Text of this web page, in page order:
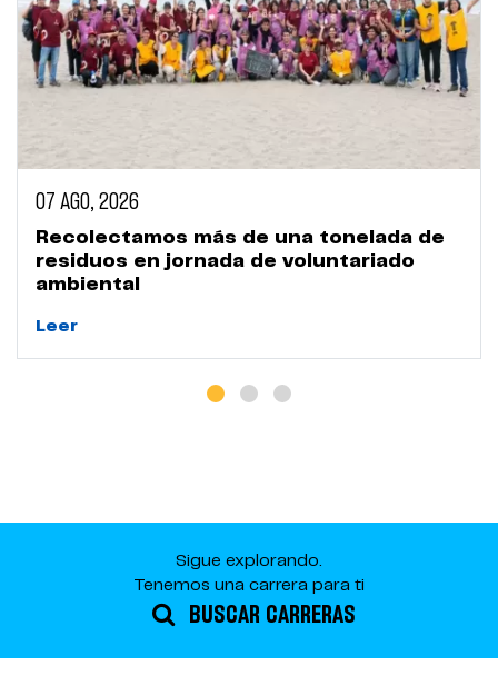
07 AGO, 2026
Recolectamos más de una tonelada de
residuos en jornada de voluntariado
ambiental
Leer
Sigue explorando.
Tenemos una carrera para ti
BUSCAR CARRERAS